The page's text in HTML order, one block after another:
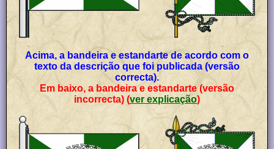
Acima, a bandeira e estandarte de acordo com o
texto da descrição que foi publicada (versão
correcta).
Em baixo, a bandeira e estandarte (versão
incorrecta) (
ver explicação)